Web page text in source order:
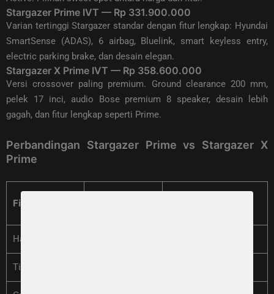
Stargazer Prime IVT — Rp 331.900.000
Varian tertinggi Stargazer standar dengan fitur lengkap: Hyundai
SmartSense (ADAS), 6 airbag, Bluelink, smart keyless entry,
electric parking brake, dan desain elegan.
Stargazer X Prime IVT — Rp 358.600.000
Versi crossover paling premium. Ground clearance 200 mm,
pelek 17 inci, audio Bose premium 8 speaker, desain lebih
gagah, dan fitur lengkap seperti Prime.
Perbandingan Stargazer Prime vs Stargazer X
Prime
Fitur
Harga OTR
Tipe